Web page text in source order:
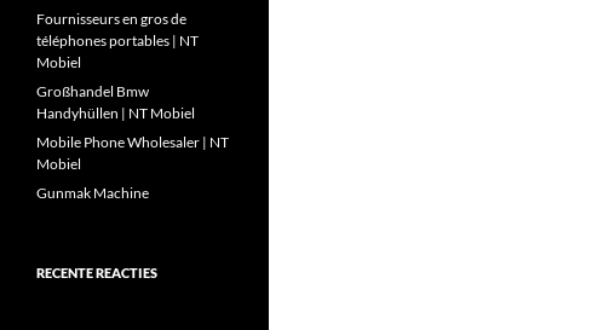
Fournisseurs en gros de
téléphones portables | NT
Mobiel
Großhandel Bmw
Handyhüllen | NT Mobiel
Mobile Phone Wholesaler | NT
Mobiel
Gunmak Machine
RECENTE REACTIES